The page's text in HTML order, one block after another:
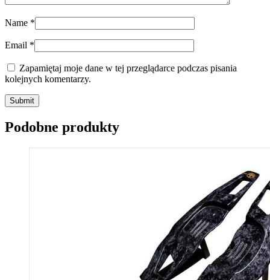
Name *
Email *
Zapamiętaj moje dane w tej przeglądarce podczas pisania
kolejnych komentarzy.
Submit
Podobne produkty